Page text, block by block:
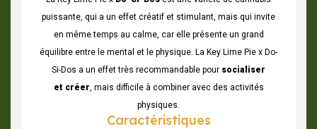
puissante, qui a un effet créatif et stimulant, mais qui invite
en même temps au calme, car elle présente un grand
équilibre entre le mental et le physique. La Key Lime Pie x Do-
Si-Dos a un effet très recommandable pour socialiser
et créer, mais difficile à combiner avec des activités
physiques.
Caractéristiques